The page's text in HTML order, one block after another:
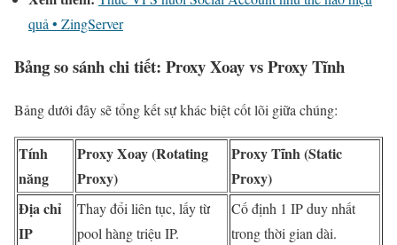
quả • ZingServer
Bảng so sánh chi tiết: Proxy Xoay vs Proxy Tĩnh
Bảng dưới đây sẽ tổng kết sự khác biệt cốt lõi giữa chúng:
Tính
năng
Proxy Xoay (Rotating
Proxy)
Proxy Tĩnh (Static
Proxy)
Địa chỉ
IP
Thay đổi liên tục, lấy từ
pool hàng triệu IP.
Cố định 1 IP duy nhất
trong thời gian dài.